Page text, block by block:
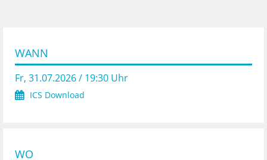
WANN
Fr, 31.07.2026 / 19:30 Uhr
ICS Download
WO